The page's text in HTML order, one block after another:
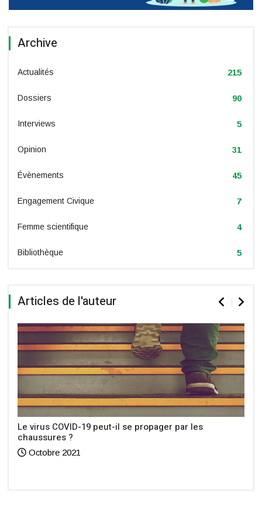
Archive
Actualités 215
Dossiers 90
Interviews 5
Opinion 31
Évènements 45
Engagement Civique 7
Femme scientifique 4
Bibliothèque 5
Articles de l'auteur
Le virus COVID-19 peut-il se propager par les
chaussures ?
Octobre 2021